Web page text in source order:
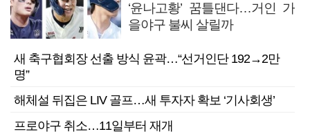
‘윤나고황’ 꿈틀댄다…거인 가
을야구 불씨 살릴까
새 축구협회장 선출 방식 윤곽…“선거인단 192→2만
명”
해체설 뒤집은 LIV 골프…새 투자자 확보 ‘기사회생’
프로야구 취소…11일부터 재개